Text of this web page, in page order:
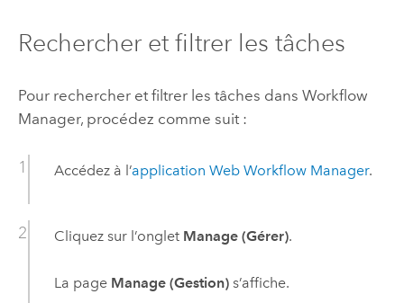
Rechercher et filtrer les tâches
Pour rechercher et filtrer les tâches dans Workflow
Manager, procédez comme suit :
Accédez à l’application Web Workflow Manager.
Cliquez sur l’onglet Manage (Gérer).
La page Manage (Gestion)s’affiche.